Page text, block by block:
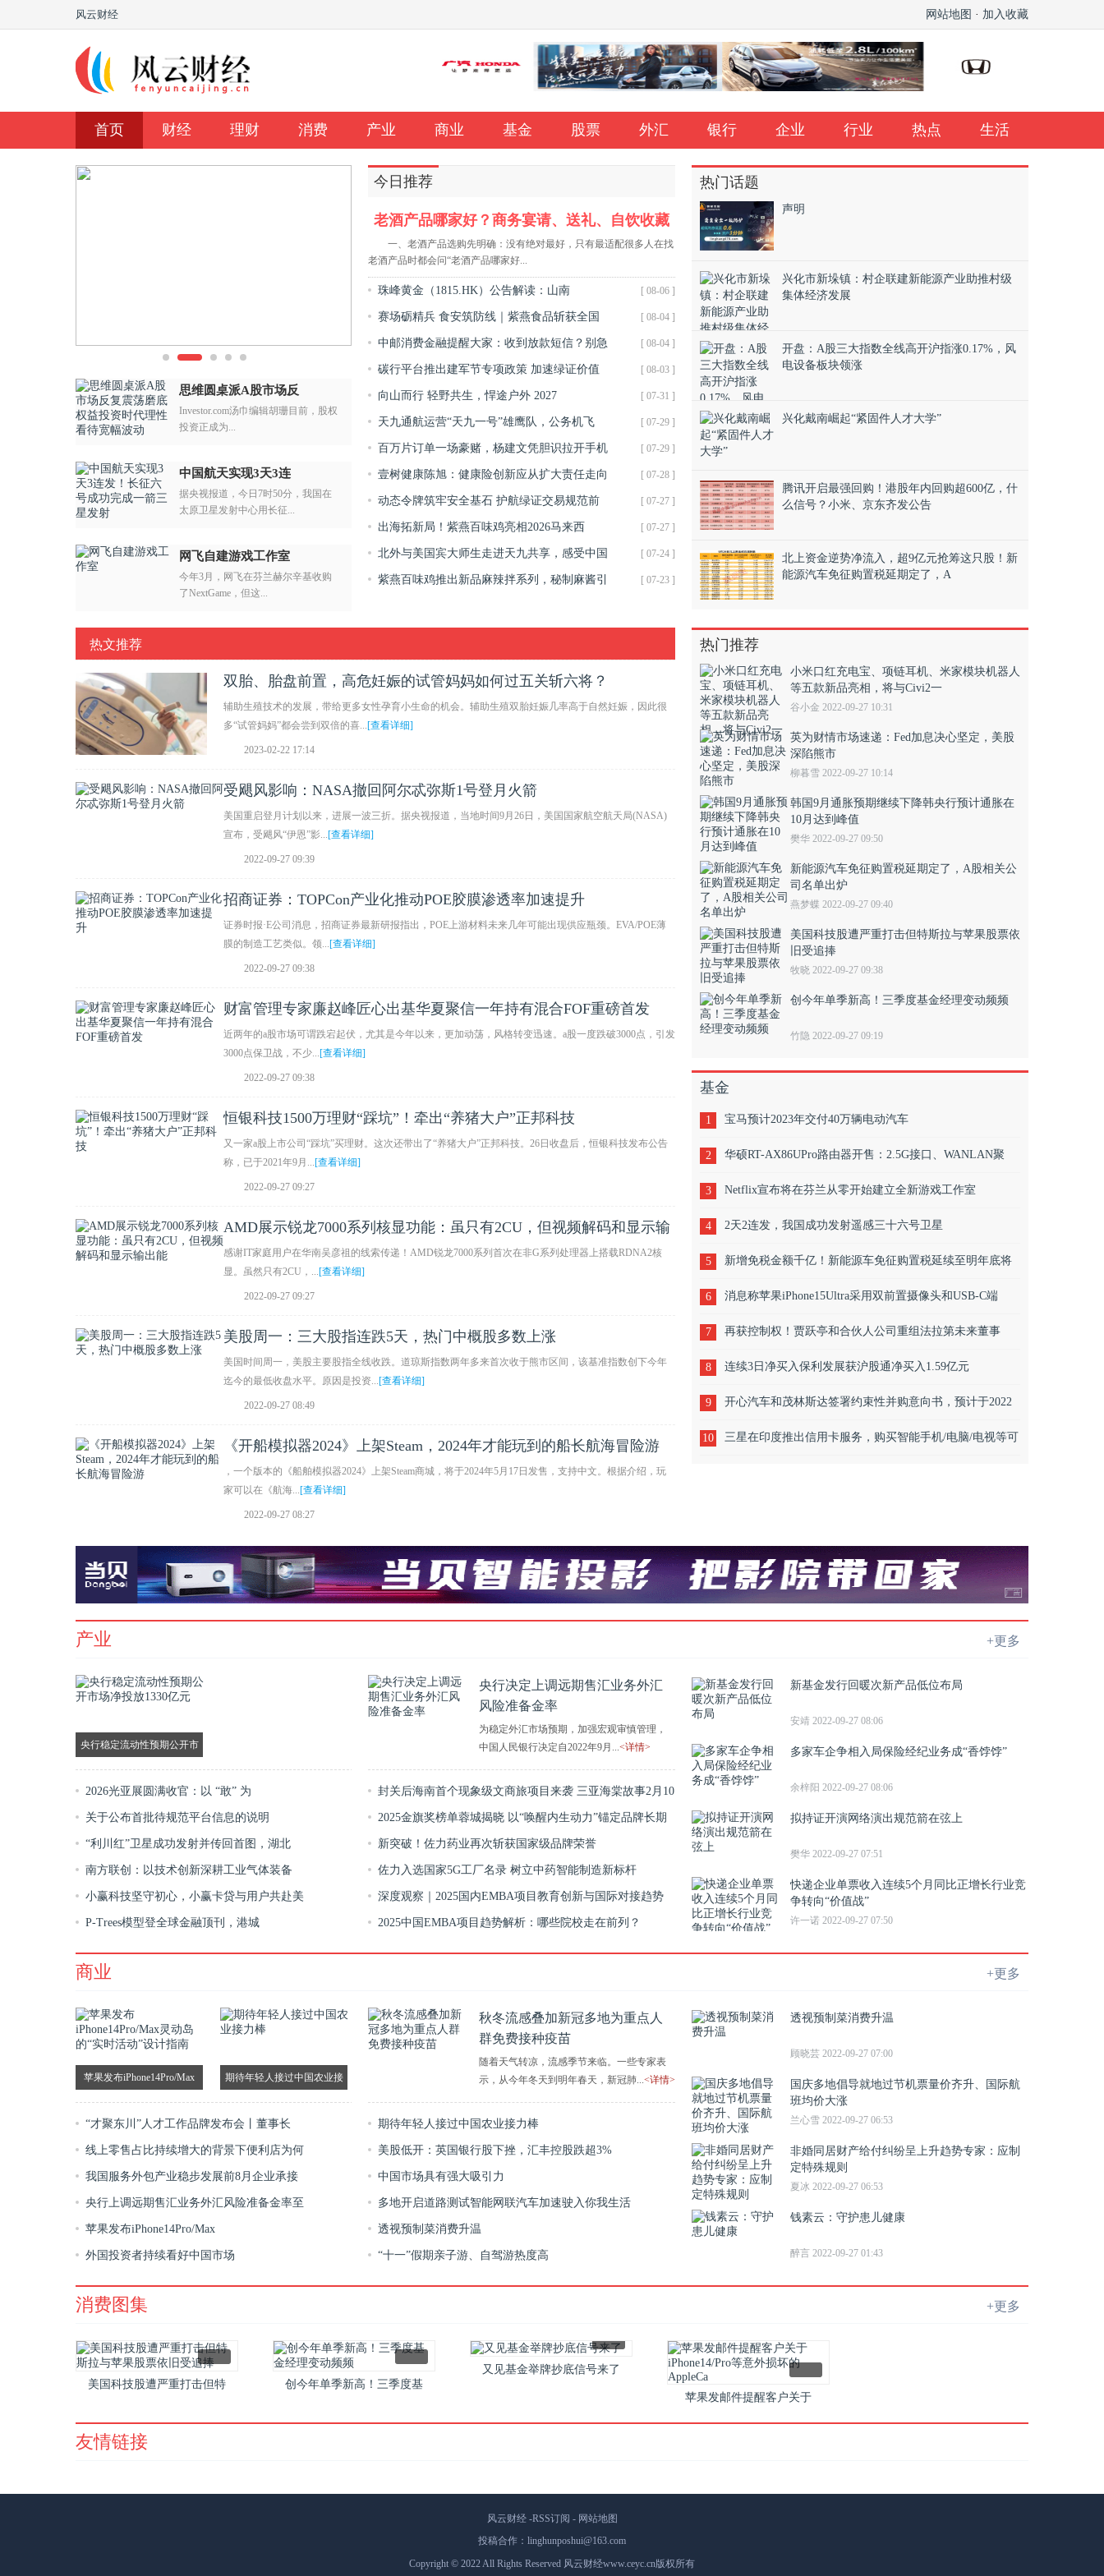
风云财经 网站地图 · 加入收藏
首页 财经 理财 消费 产业 商业 基金 股票 外汇 银行 企业 行业 热点 生活
档：想看尖端战机耐心等了 金率调整为20%；美股三大指数集体
莫斯科交易所指数5年来首次收于2000点以下
思维圆桌派A股市场反
Investor.com汤巾编辑胡珊目前，股权
投资正成为...
中国航天实现3天3连
据央视报道，今日7时50分，我国在
太原卫星发射中心用长征...
网飞自建游戏工作室
今年3月，网飞在芬兰赫尔辛基收购
了NextGame，但这...
今日推荐
老酒产品哪家好？商务宴请、送礼、自饮收藏
场景化选购指南
一、老酒产品选购先明确：没有绝对最好，只有最适配很多人在找
老酒产品时都会问“老酒产品哪家好...
[ 08-06 ]
珠峰黄金（1815.HK）公告解读：山南
[ 08-04 ]
赛场砺精兵 食安筑防线｜紫燕食品斩获全国
[ 08-04 ]
中邮消费金融提醒大家：收到放款短信？别急
[ 08-03 ]
碳行平台推出建军节专项政策 加速绿证价值
[ 07-31 ]
向山而行 轻野共生，悍途户外 2027
[ 07-29 ]
天九通航运营“天九一号”雄鹰队，公务机飞
[ 07-29 ]
百万片订单一场豪赌，杨建文凭胆识拉开手机
[ 07-28 ]
壹树健康陈旭：健康险创新应从扩大责任走向
[ 07-27 ]
动态令牌筑牢安全基石 护航绿证交易规范前
[ 07-27 ]
出海拓新局！紫燕百味鸡亮相2026马来西
[ 07-24 ]
北外与美国宾大师生走进天九共享，感受中国
[ 07-23 ]
紫燕百味鸡推出新品麻辣拌系列，秘制麻酱引
热门话题
声明
兴化市新垛镇：村企联建新能源产业助推村级
集体经济发展
开盘：A股三大指数全线高开沪指涨0.17%，风
电设备板块领涨
兴化戴南崛起“紧固件人才大学”
腾讯开启最强回购！港股年内回购超600亿，什
么信号？小米、京东齐发公告
北上资金逆势净流入，超9亿元抢筹这只股！新
能源汽车免征购置税延期定了，A
热文推荐
双胎、胎盘前置，高危妊娠的试管妈妈如何过五关斩六将？
辅助生殖技术的发展，带给更多女性孕育小生命的机会。辅助生殖双胎妊娠几率高于自然妊娠，因此很
多“试管妈妈”都会尝到双倍的喜...[查看详细]
2023-02-22 17:14
受飓风影响：NASA撤回阿尔忒弥斯1号登月火箭
美国重启登月计划以来，进展一波三折。据央视报道，当地时间9月26日，美国国家航空航天局(NASA)
宣布，受飓风“伊恩”影...[查看详细]
2022-09-27 09:39
招商证券：TOPCon产业化推动POE胶膜渗透率加速提升
证券时报·E公司消息，招商证券最新研报指出，POE上游材料未来几年可能出现供应瓶颈。EVA/POE薄
膜的制造工艺类似。领...[查看详细]
2022-09-27 09:38
财富管理专家廉赵峰匠心出基华夏聚信一年持有混合FOF重磅首发
近两年的a股市场可谓跌宕起伏，尤其是今年以来，更加动荡，风格转变迅速。a股一度跌破3000点，引发
3000点保卫战，不少...[查看详细]
2022-09-27 09:38
恒银科技1500万理财“踩坑”！牵出“养猪大户”正邦科技
又一家a股上市公司“踩坑”买理财。这次还带出了“养猪大户”正邦科技。26日收盘后，恒银科技发布公告
称，已于2021年9月...[查看详细]
2022-09-27 09:27
AMD展示锐龙7000系列核显功能：虽只有2CU，但视频解码和显示输
出能
感谢IT家庭用户在华南吴彦祖的线索传递！AMD锐龙7000系列首次在非G系列处理器上搭载RDNA2核
显。虽然只有2CU，...[查看详细]
2022-09-27 09:27
美股周一：三大股指连跌5天，热门中概股多数上涨
美国时间周一，美股主要股指全线收跌。道琼斯指数两年多来首次收于熊市区间，该基准指数创下今年
迄今的最低收盘水平。原因是投资...[查看详细]
2022-09-27 08:49
《开船模拟器2024》上架Steam，2024年才能玩到的船长航海冒险游
，一个版本的《船舶模拟器2024》上架Steam商城，将于2024年5月17日发售，支持中文。根据介绍，玩
家可以在《航海...[查看详细]
2022-09-27 08:27
热门推荐
小米口红充电宝、项链耳机、米家模块机器人
等五款新品亮相，将与Civi2一
谷小金 2022-09-27 10:31
英为财情市场速递：Fed加息决心坚定，美股
深陷熊市
柳暮雪 2022-09-27 10:14
韩国9月通胀预期继续下降韩央行预计通胀在
10月达到峰值
樊华 2022-09-27 09:50
新能源汽车免征购置税延期定了，A股相关公
司名单出炉
燕梦蝶 2022-09-27 09:40
美国科技股遭严重打击但特斯拉与苹果股票依
旧受追捧
牧晓 2022-09-27 09:38
创今年单季新高！三季度基金经理变动频频
竹隐 2022-09-27 09:19
基金
1 宝马预计2023年交付40万辆电动汽车
2 华硕RT-AX86UPro路由器开售：2.5G接口、WANLAN聚
合，P
3 Netflix宣布将在芬兰从零开始建立全新游戏工作室
4 2天2连发，我国成功发射遥感三十六号卫星
5 新增免税金额千亿！新能源车免征购置税延续至明年底将
如何影响车市
6 消息称苹果iPhone15Ultra采用双前置摄像头和USB-C端
口，2
7 再获控制权！贾跃亭和合伙人公司重组法拉第未来董事
会，现任董事长将引咎辞职
8 连续3日净买入保利发展获沪股通净买入1.59亿元
9 开心汽车和茂林斯达签署约束性并购意向书，预计于2022
年底完成交易
10 三星在印度推出信用卡服务，购买智能手机/电脑/电视等可
产业 +更多
央行稳定流动性预期公开市
场净投放1330亿元
2026光亚展圆满收官：以 “敢” 为
关于公布首批待规范平台信息的说明
“利川红”卫星成功发射并传回首图，湖北
南方联创：以技术创新深耕工业气体装备
小赢科技坚守初心，小赢卡贷与用户共赴美
P-Trees模型登全球金融顶刊，港城
央行决定上调远期售汇业务外汇
风险准备金率
为稳定外汇市场预期，加强宏观审慎管理，
中国人民银行决定自2022年9月...<详情>
封关后海南首个现象级文商旅项目来袭 三亚海棠故事2月10
日试营业促消费启新篇
2025金旗奖榜单蓉城揭晓 以“唤醒内生动力”锚定品牌长期
价值新突破！佐力药业再次斩获国家级品牌荣誉
佐力入选国家5G工厂名录 树立中药智能制造新标杆
深度观察｜2025国内EMBA项目教育创新与国际对接趋势
2025中国EMBA项目趋势解析：哪些院校走在前列？
新基金发行回暖次新产品低位布局
安靖 2022-09-27 08:06
多家车企争相入局保险经纪业务成“香饽饽”
余梓阳 2022-09-27 08:06
拟持证开演网络演出规范箭在弦上
樊华 2022-09-27 07:51
快递企业单票收入连续5个月同比正增长行业竞
争转向“价值战”
许一诺 2022-09-27 07:50
商业 +更多
苹果发布iPhone14Pro/Max
灵动岛的“实时活动”设计指
南
期待年轻人接过中国农业接
力棒
“才聚东川”人才工作品牌发布会丨董事长
线上零售占比持续增大的背景下便利店为何
我国服务外包产业稳步发展前8月企业承接
央行上调远期售汇业务外汇风险准备金率至
苹果发布iPhone14Pro/Max
外国投资者持续看好中国市场
秋冬流感叠加新冠多地为重点人
群免费接种疫苗
随着天气转凉，流感季节来临。一些专家表
示，从今年冬天到明年春天，新冠肺...<详情>
期待年轻人接过中国农业接力棒
美股低开：英国银行股下挫，汇丰控股跌超3%
中国市场具有强大吸引力
多地开启道路测试智能网联汽车加速驶入你我生活
透视预制菜消费升温
“十一”假期亲子游、自驾游热度高
透视预制菜消费升温
顾晓芸 2022-09-27 07:00
国庆多地倡导就地过节机票量价齐升、国际航
班均价大涨
兰心雪 2022-09-27 06:53
非婚同居财产给付纠纷呈上升趋势专家：应制
定特殊规则
夏冰 2022-09-27 06:53
钱素云：守护患儿健康
醉言 2022-09-27 01:43
消费图集 +更多
美国科技股遭严重打击但特
创今年单季新高！三季度基
又见基金举牌抄底信号来了
苹果发邮件提醒客户关于
友情链接
风云财经 -RSS订阅 - 网站地图
投稿合作：linghunposhui@163.com
Copyright © 2022 All Rights Reserved 风云财经www.ceyc.cn版权所有